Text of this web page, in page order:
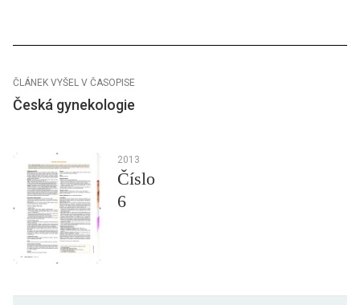
ČLÁNEK VYŠEL V ČASOPISE
Česká gynekologie
2013
Číslo
6